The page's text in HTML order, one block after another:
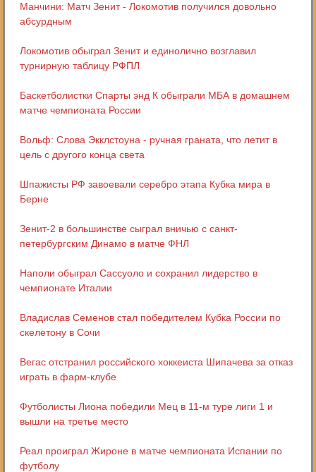
Манчини: Матч Зенит - Локомотив получился довольно
абсурдным
Локомотив обыграл Зенит и единолично возглавил
турнирную таблицу РФПЛ
Баскетболистки Спарты энд К обыграли МБА в домашнем
матче чемпионата России
Вольф: Слова Экклстоуна - ручная граната, что летит в
цель с другого конца света
Шпажисты РФ завоевали серебро этапа Кубка мира в
Берне
Зенит-2 в большинстве сыграл вничью с санкт-
петербургским Динамо в матче ФНЛ
Наполи обыграл Сассуоло и сохранил лидерство в
чемпионате Италии
Владислав Семенов стал победителем Кубка России по
скелетону в Сочи
Вегас отстранил российского хоккеиста Шипачева за отказ
играть в фарм-клубе
Футболисты Лиона победили Мец в 11-м туре лиги 1 и
вышли на третье место
Реал проиграл Жироне в матче чемпионата Испании по
футболу